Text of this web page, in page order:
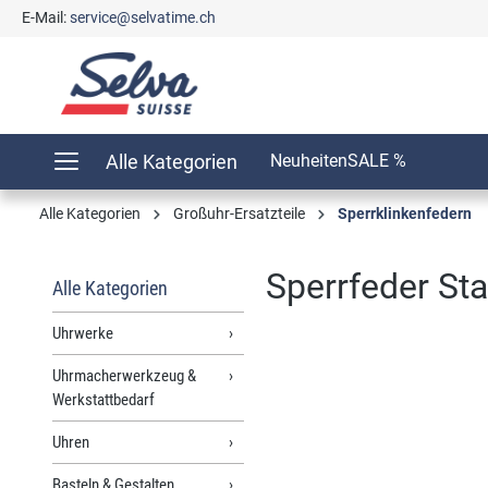
Zur Hauptnavigation springen
E-Mail:service@selvatime.ch
Alle Kategorien NeuheitenSALE %
Alle Kategorien Großuhr-Ersatzteile Sperrklinkenfedern
Alle Kategorien
Uhrwerke
Uhrmacherwerkzeug &
Werkstattbedarf
Uhren
Sperrfeder